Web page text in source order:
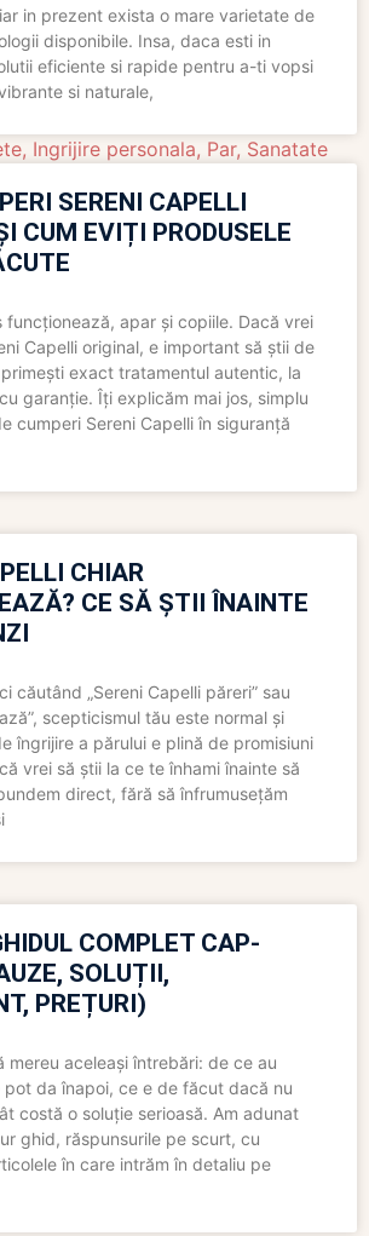
in prezent exista o mare varietate de
disponibile. Insa, daca esti in
eficiente si rapide pentru a-ti vopsi
si naturale,
, Ingrijire personala, Par, Sanatate
SERENI CAPELLI
CUM EVIȚI PRODUSELE
funcționează, apar și copiile. Dacă vrei
Capelli original, e important să știi de
exact tratamentul autentic, la
garanție. Îți explicăm mai jos, simplu
cumperi Sereni Capelli în siguranță
CHIAR
CE SĂ ȘTII ÎNAINTE
căutând „Sereni Capelli păreri” sau
scepticismul tău este normal și
îngrijire a părului e plină de promisiuni
vrei să știi la ce te înhami înainte să
direct, fără să înfrumusețăm
COMPLET CAP-
SOLUȚII,
PREȚURI)
mereu aceleași întrebări: de ce au
da înapoi, ce e de făcut dacă nu
costă o soluție serioasă. Am adunat
ghid, răspunsurile pe scurt, cu
în care intrăm în detaliu pe